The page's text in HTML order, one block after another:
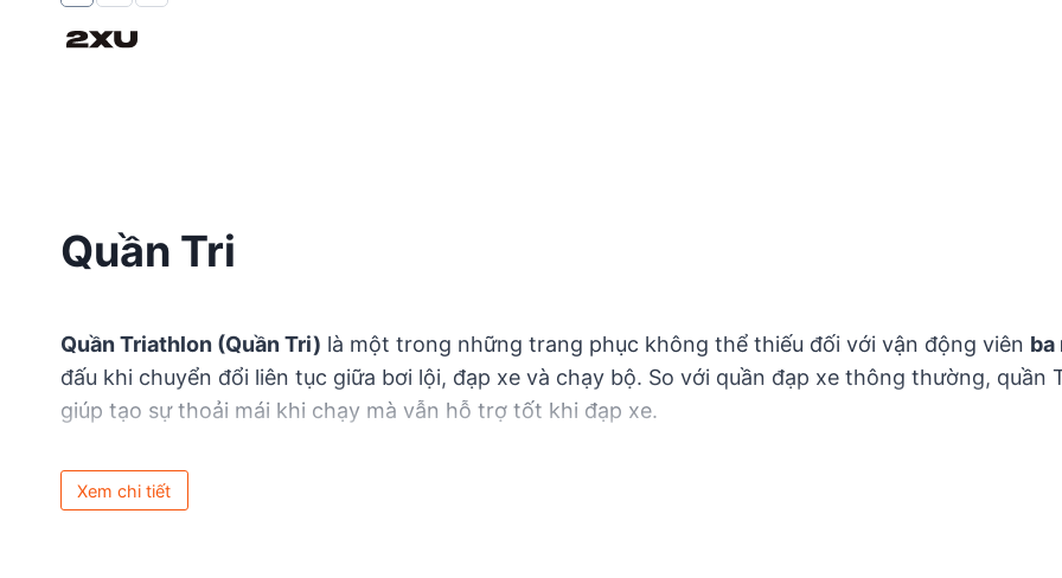
Quần Tri
Quần Triathlon (Quần Tri) là một trong những trang phục không thể thiếu đối với vận động viên ba
đấu khi chuyển đổi liên tục giữa bơi lội, đạp xe và chạy bộ. So với quần đạp xe thông thường, quần
giúp tạo sự thoải mái khi chạy mà vẫn hỗ trợ tốt khi đạp xe.
Xem chi tiết